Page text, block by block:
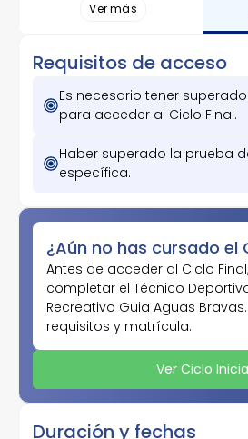
Ver más
Requisitos de acceso
Es necesario tener
para acceder al Ciclo Final.
Haber superado la prueba
específica.
¿Aún no has cursado el
Antes de acceder al Ciclo
completar el Técnico
Recreativo Guia Aguas
requisitos y matrícula.
Ver Ciclo
Duración y fechas